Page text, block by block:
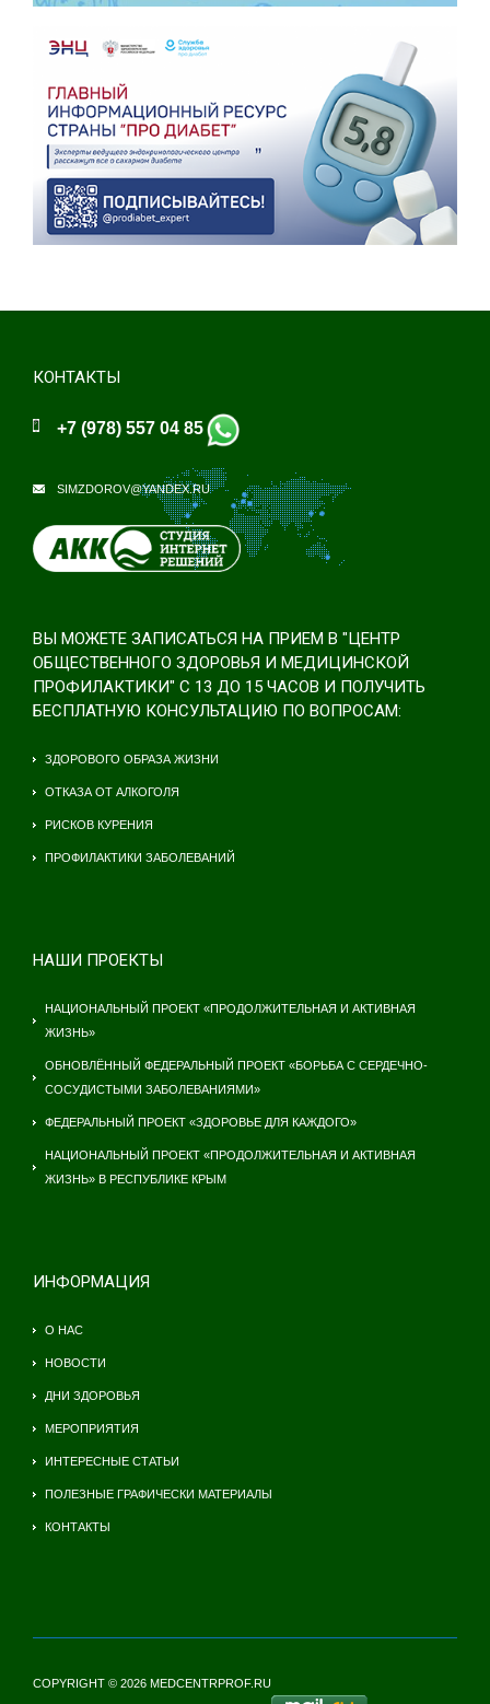
КОНТАКТЫ
+7 (978) 557 04 85
SIMZDOROV@YANDEX.RU
ВЫ МОЖЕТЕ ЗАПИСАТЬСЯ НА ПРИЕМ В "ЦЕНТР
ОБЩЕСТВЕННОГО ЗДОРОВЬЯ И МЕДИЦИНСКОЙ
ПРОФИЛАКТИКИ" С 13 ДО 15 ЧАСОВ И ПОЛУЧИТЬ
БЕСПЛАТНУЮ КОНСУЛЬТАЦИЮ ПО ВОПРОСАМ:
ЗДОРОВОГО ОБРАЗА ЖИЗНИ
ОТКАЗА ОТ АЛКОГОЛЯ
РИСКОВ КУРЕНИЯ
ПРОФИЛАКТИКИ ЗАБОЛЕВАНИЙ
НАШИ ПРОЕКТЫ
НАЦИОНАЛЬНЫЙ ПРОЕКТ «ПРОДОЛЖИТЕЛЬНАЯ И АКТИВНАЯ
ЖИЗНЬ»
ОБНОВЛЁННЫЙ ФЕДЕРАЛЬНЫЙ ПРОЕКТ «БОРЬБА С СЕРДЕЧНО-
СОСУДИСТЫМИ ЗАБОЛЕВАНИЯМИ»
ФЕДЕРАЛЬНЫЙ ПРОЕКТ «ЗДОРОВЬЕ ДЛЯ КАЖДОГО»
НАЦИОНАЛЬНЫЙ ПРОЕКТ «ПРОДОЛЖИТЕЛЬНАЯ И АКТИВНАЯ
ЖИЗНЬ» В РЕСПУБЛИКЕ КРЫМ
ИНФОРМАЦИЯ
О НАС
НОВОСТИ
ДНИ ЗДОРОВЬЯ
МЕРОПРИЯТИЯ
ИНТЕРЕСНЫЕ СТАТЬИ
ПОЛЕЗНЫЕ ГРАФИЧЕСКИ МАТЕРИАЛЫ
КОНТАКТЫ
COPYRIGHT © 2026 MEDCENTRPROF.RU